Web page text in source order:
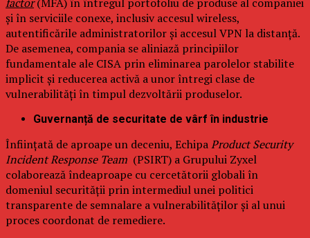
și în serviciile conexe, inclusiv accesul wireless,
autentificările administratorilor și accesul VPN la distanță.
De asemenea, compania se aliniază principiilor
fundamentale ale CISA prin eliminarea parolelor stabilite
implicit și reducerea activă a unor întregi clase de
vulnerabilități în timpul dezvoltării produselor.
Guvernanță de securitate de vârf în industrie
Înființată de aproape un deceniu, EchipaProduct Security
Incident Response Team (PSIRT) a Grupului Zyxel
colaborează îndeaproape cu cercetătorii globali în
domeniul securității prin intermediul unei politici
transparente de semnalare a vulnerabilităților și al unui
proces coordonat de remediere.